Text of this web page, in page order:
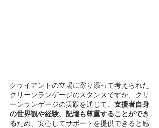
クライアントの立場に寄り添って考えられた
クリーンランゲージのスタンスですが、クリ
ーンランゲージの実践を通じて、 支援者自身
の世界観や経験、記憶も尊重することができ
るため、安心してサポートを提供できると感